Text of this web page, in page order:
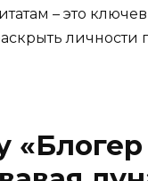
– это
личности
«Блогер